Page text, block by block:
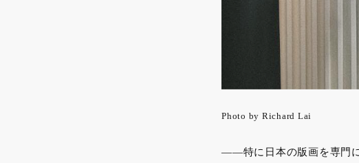
Photo by Richard Lai
——特に日本の版画を専門